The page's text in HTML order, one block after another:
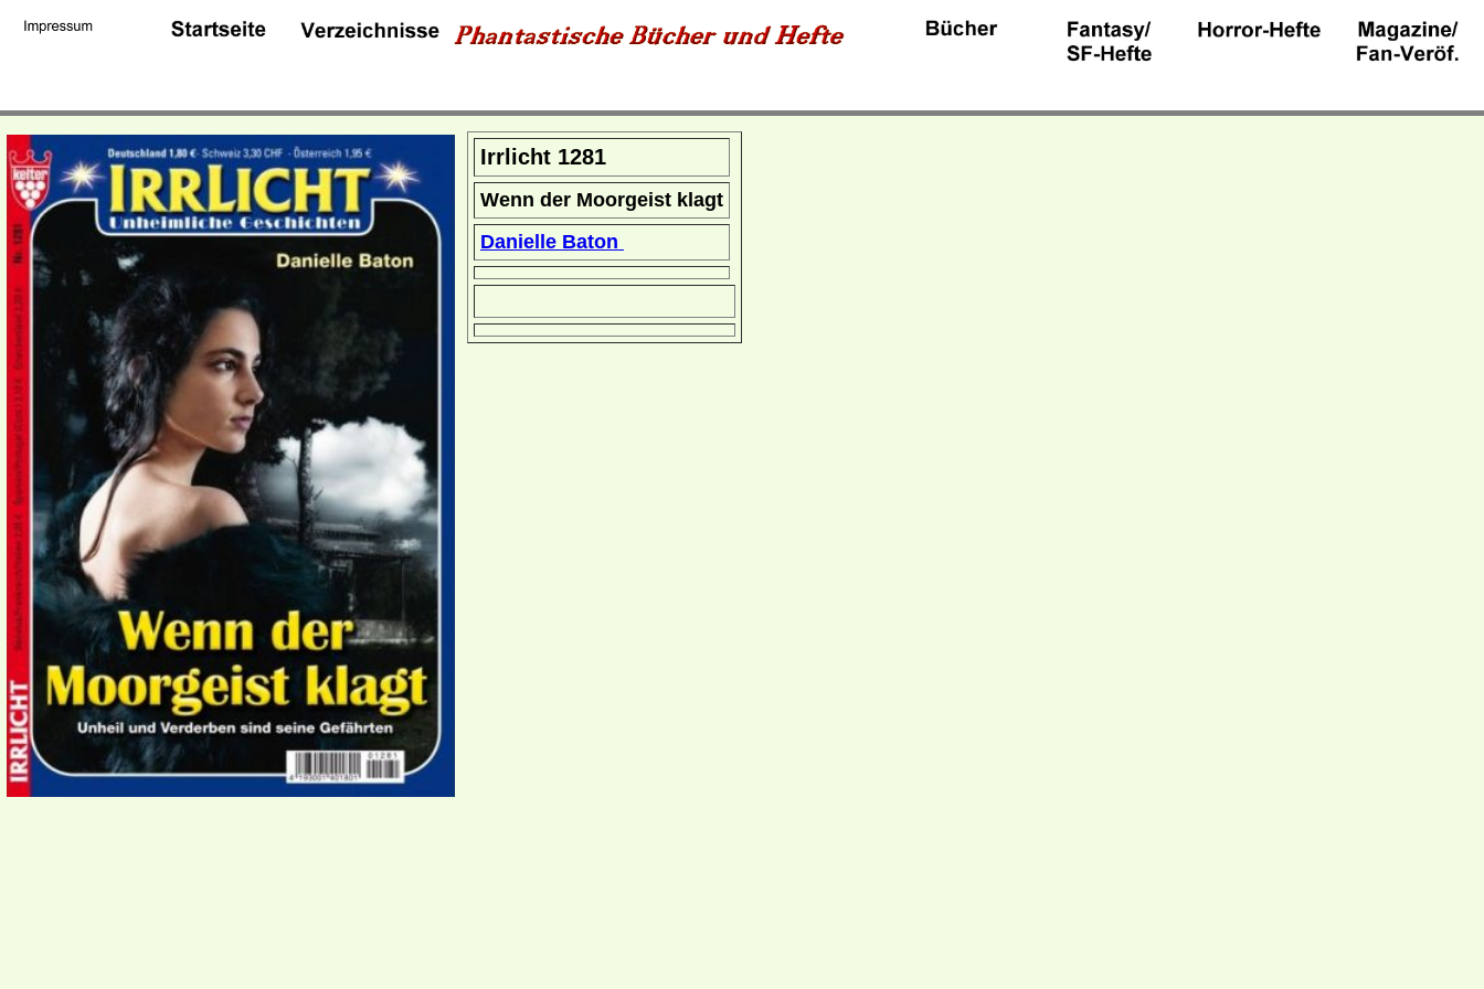
Irrlicht 1281
Wenn der Moorgeist klagt
Danielle Baton